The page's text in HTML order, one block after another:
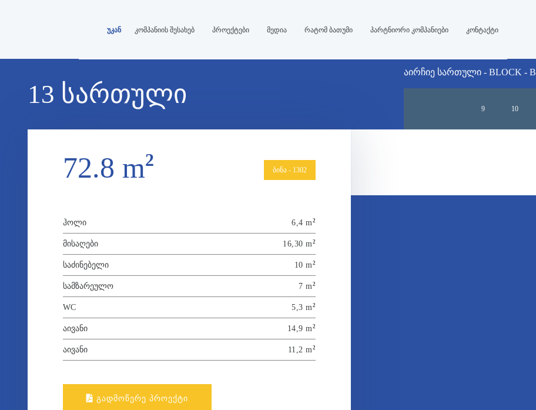
უკან კომპანიის შესახებ პროექტები მედია რატომ ბათუმი პარტნიორი კომპანიები კონტაქტი
13 ᲡᲐᲠᲗᲣᲚᲘ
ᲐᲘᲠᲩᲘᲔ ᲡᲐᲠᲗᲣᲚᲘ - BLOCK - B
9 10
72.8 m2
ბინა - 1302
ᲰᲝᲚᲘ 6,4 m2
ᲛᲘᲡᲐᲦᲔᲑᲘ 16,30 m2
ᲡᲐᲫᲘᲜᲔᲑᲔᲚᲘ 10 m2
ᲡᲐᲛᲖᲐᲠᲔᲣᲚᲝ 7 m2
WC 5,3 m2
ᲐᲘᲕᲐᲜᲘ 14,9 m2
ᲐᲘᲕᲐᲜᲘ 11,2 m2
ᲒᲐᲓᲛᲝᲬᲔᲠᲔ ᲞᲠᲝᲔᲥᲢᲘ